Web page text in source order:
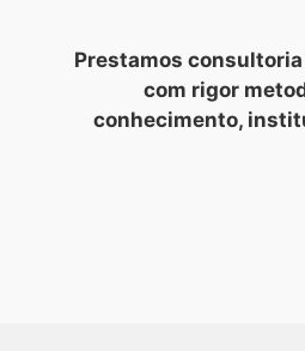
Prestamos
com rigor
conhecimento,